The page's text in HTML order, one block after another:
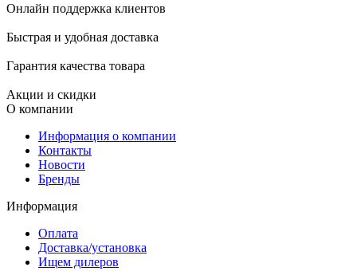
Онлайн поддержка клиентов
Быстрая и удобная доставка
Гарантия качества товара
Акции и скидки
О компании
Информация о компании
Контакты
Новости
Бренды
Информация
Оплата
Доставка/установка
Ищем дилеров